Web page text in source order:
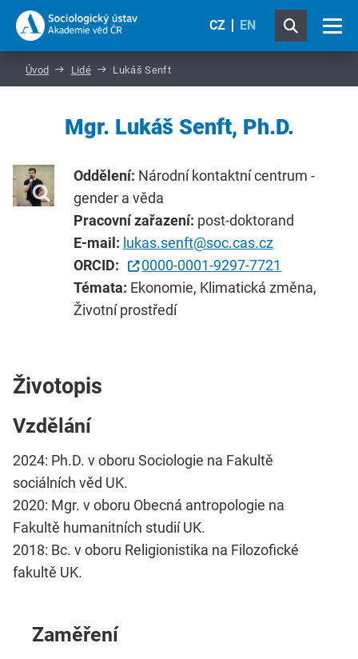
CZ EN
Úvod Lidé Lukáš Senft
Mgr. Lukáš Senft, Ph.D.
Oddělení: Národní kontaktní centrum -
gender a věda
Pracovní zařazení: post-doktorand
E-mail: lukas.senft@soc.cas.cz
ORCID:
0000-0001-9297-7721
Témata: Ekonomie, Klimatická změna,
Životní prostředí
Životopis
Vzdělání
2024: Ph.D. v oboru Sociologie na Fakultě
sociálních věd UK.
2020: Mgr. v oboru Obecná antropologie na
Fakultě humanitních studií UK.
2018: Bc. v oboru Religionistika na Filozofické
fakultě UK.
Zaměření